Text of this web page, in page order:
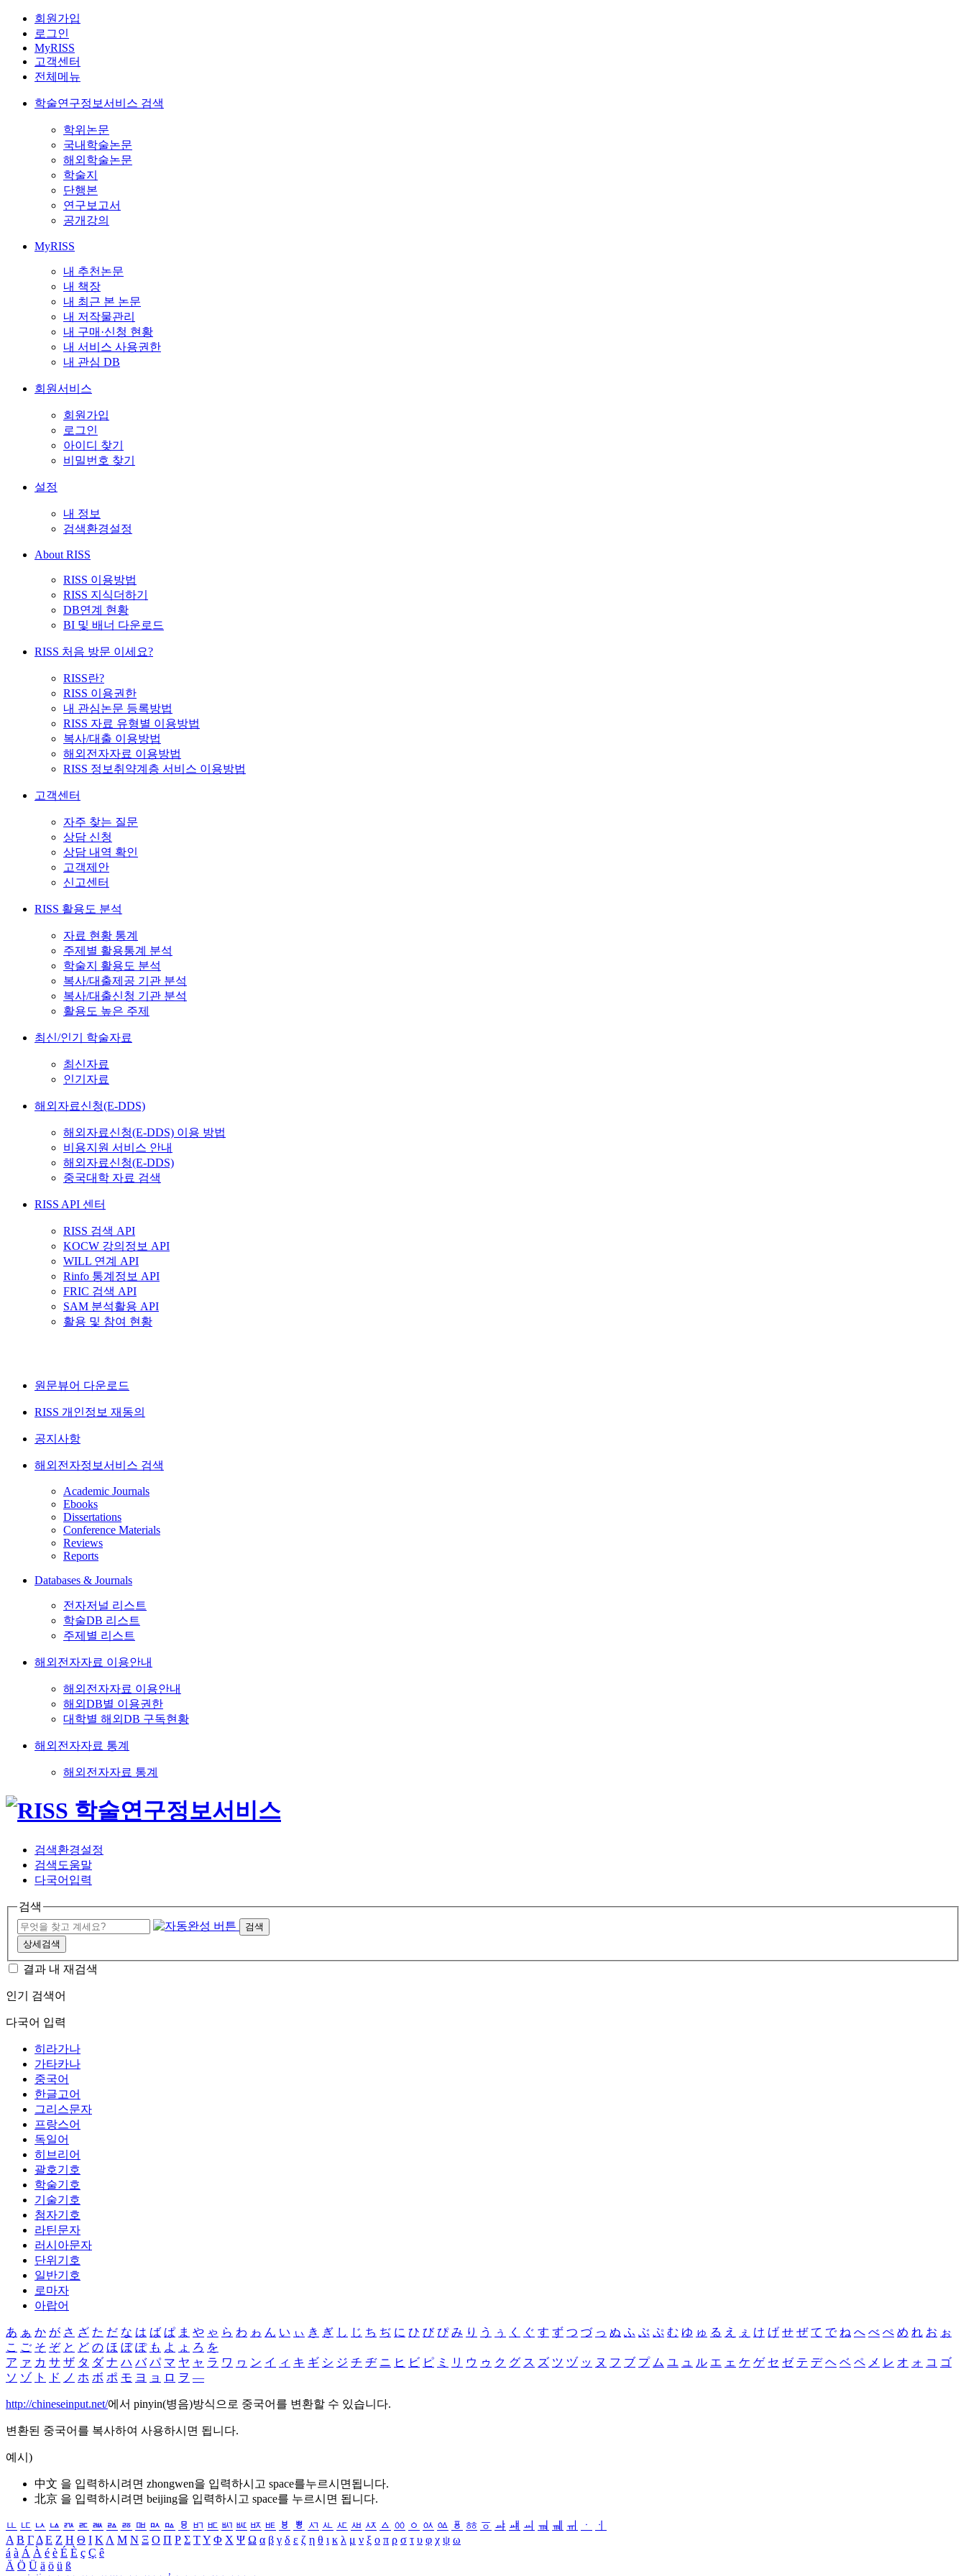
회원가입
로그인
MyRISS
고객센터
전체메뉴
학술연구정보서비스 검색
학위논문
국내학술논문
해외학술논문
학술지
단행본
연구보고서
공개강의
MyRISS
내 추천논문
내 책장
내 최근 본 논문
내 저작물관리
내 구매·신청 현황
내 서비스 사용권한
내 관심 DB
회원서비스
회원가입
로그인
아이디 찾기
비밀번호 찾기
설정
내 정보
검색환경설정
About RISS
RISS 이용방법
RISS 지식더하기
DB연계 현황
BI 및 배너 다운로드
RISS 처음 방문 이세요?
RISS란?
RISS 이용권한
내 관심논문 등록방법
RISS 자료 유형별 이용방법
복사/대출 이용방법
해외전자자료 이용방법
RISS 정보취약계층 서비스 이용방법
고객센터
자주 찾는 질문
상담 신청
상담 내역 확인
고객제안
신고센터
RISS 활용도 분석
자료 현황 통계
주제별 활용통계 분석
학술지 활용도 분석
복사/대출제공 기관 분석
복사/대출신청 기관 분석
활용도 높은 주제
최신/인기 학술자료
최신자료
인기자료
해외자료신청(E-DDS)
해외자료신청(E-DDS) 이용 방법
비용지원 서비스 안내
해외자료신청(E-DDS)
중국대학 자료 검색
RISS API 센터
RISS 검색 API
KOCW 강의정보 API
WILL 연계 API
Rinfo 통계정보 API
FRIC 검색 API
SAM 분석활용 API
활용 및 참여 현황
원문뷰어 다운로드
RISS 개인정보 재동의
공지사항
해외전자정보서비스 검색
Academic Journals
Ebooks
Dissertations
Conference Materials
Reviews
Reports
Databases & Journals
전자저널 리스트
학술DB 리스트
주제별 리스트
해외전자자료 이용안내
해외전자자료 이용안내
해외DB별 이용권한
대학별 해외DB 구독현황
해외전자자료 통계
해외전자자료 통계
검색환경설정
검색도움말
다국어입력
검색
검색
상세검색
결과 내 재검색
인기 검색어
다국어 입력
히라가나
가타카나
중국어
한글고어
그리스문자
프랑스어
독일어
히브리어
괄호기호
학술기호
기술기호
첨자기호
라틴문자
러시아문자
단위기호
일반기호
로마자
아랍어
あ ぁ か が さ ざ た だ な は ば ぱ ま や ゃ ら わ ゎ ん い ぃ き ぎ し じ ち ぢ に ひ び ぴ み り う ぅ く ぐ す ず つ づ っ ぬ ふ ぶ ぷ む ゆ ゅ る え ぇ け げ せ ぜ て で ね へ べ ぺ め れ お ぉ
こ ご そ ぞ と ど の ほ ぼ ぽ も よ ょ ろ を
ア ァ カ サ ザ タ ダ ナ ハ バ パ マ ヤ ャ ラ ワ ヮ ン イ ィ キ ギ シ ジ チ ヂ ニ ヒ ビ ピ ミ リ ウ ゥ ク グ ス ズ ツ ヅ ッ ヌ フ ブ プ ム ユ ュ ル エ ェ ケ ゲ セ ゼ テ デ ヘ ベ ペ メ レ オ ォ コ ゴ
ソ ゾ ト ド ノ ホ ボ ポ モ ヨ ョ ロ ヲ ―
http://chineseinput.net/에서 pinyin(병음)방식으로 중국어를 변환할 수 있습니다.
변환된 중국어를 복사하여 사용하시면 됩니다.
예시)
中文 을 입력하시려면 zhongwen을 입력하시고 space를누르시면됩니다.
北京 을 입력하시려면 beijing을 입력하시고 space를 누르시면 됩니다.
ㅥ ㅦ ㅧ ㅨ ㅩ ㅪ ㅫ ㅬ ㅭ ㅮ ㅯ ㅰ ㅱ ㅲ ㅳ ㅴ ㅵ ㅶ ㅷ ㅸ ㅹ ㅺ ㅻ ㅼ ㅽ ㅾ ㅿ ㆀ ㆁ ㆂ ㆃ ㆄ ㆅ ㆆ ㆇ ㆈ ㆉ ㆊ ㆋ ㆌ ㆍ
ㆎ
Α Β ΓΔ Ε Ζ Η Θ Ι ΚΛ Μ Ν Ξ Ο Π Ρ Σ ΤΥ Φ Χ Ψ Ω α β γ δ ε ζ η θ ι κ λ μ ν ξ ο π ρ σ τ υ φ χ ψ ω
á à Á À é è É È ç Ç ê
Ä Ö Ü ä ö ü ß